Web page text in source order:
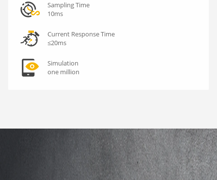
Sampling Time
10ms
Current Response Time
≤20ms
Simulation
one million